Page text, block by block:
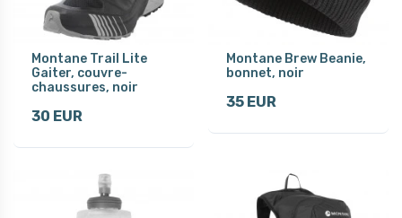
Montane Trail Lite
Gaiter, couvre-
chaussures, noir
30 EUR
Montane Brew Beanie,
bonnet, noir
35 EUR